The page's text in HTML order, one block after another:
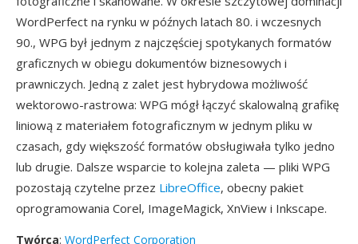
WordPerfect na rynku w późnych latach 80. i wczesnych
90., WPG był jednym z najczęściej spotykanych formatów
graficznych w obiegu dokumentów biznesowych i
prawniczych. Jedną z zalet jest hybrydowa możliwość
wektorowo-rastrowa: WPG mógł łączyć skalowalną grafikę
liniową z materiałem fotograficznym w jednym pliku w
czasach, gdy większość formatów obsługiwała tylko jedno
lub drugie. Dalsze wsparcie to kolejna zaleta — pliki WPG
pozostają czytelne przez LibreOffice, obecny pakiet
oprogramowania Corel, ImageMagick, XnView i Inkscape.
Twórca: WordPerfect Corporation